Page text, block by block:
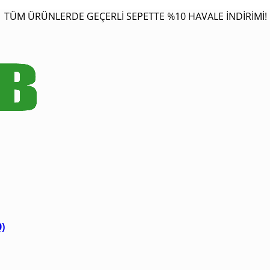
TÜM ÜRÜNLERDE GEÇERLİ SEPETTE %10 HAVALE İNDİRİMİ!